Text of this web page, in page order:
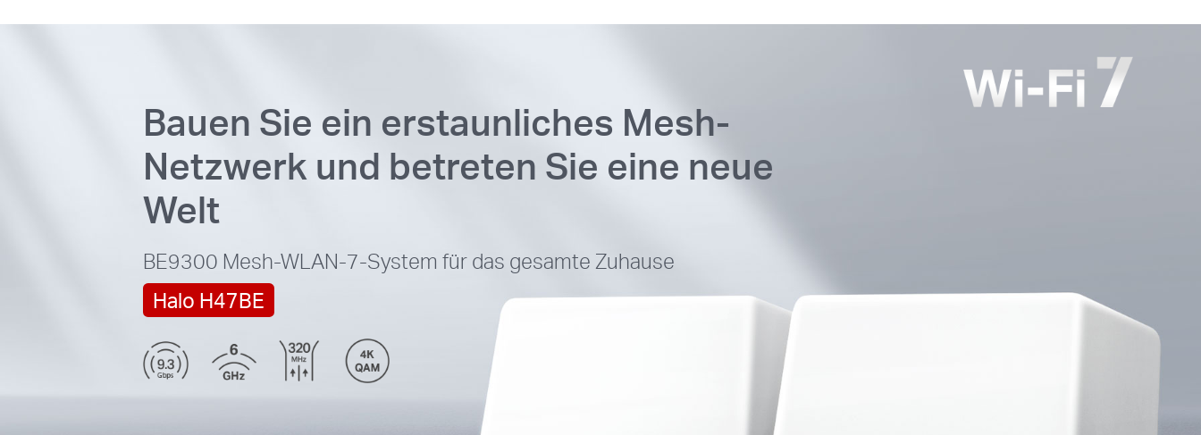
Bauen Sie ein erstaunliches Mesh-
Netzwerk und betreten Sie eine neue
Welt
BE9300 Mesh-WLAN-7-System für das gesamte Zuhause
Halo H47BE